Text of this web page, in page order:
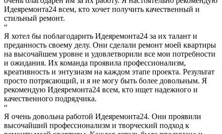
Идеяремонта24 всем, кто хочет получить качественный и
стильный ремонт.
“
Я хотел бы поблагодарить Идеяремонта24 за их талант и
преданность своему делу. Они сделали ремонт моей квартиры
на высочайшем уровне и удовлетворили все мои потребности
и ожидания. Их команда проявила профессионализм,
креативность и энтузиазм на каждом этапе проекта. Результат
просто потрясающий, и я не могу быть более довольным. Я
рекомендую Идеяремонта24 всем, кто ищет надежного и
качественного подрядчика.
“
Я очень довольна работой Идеяремонта24. Они проявили
высочайший профессионализм и творческий подход к